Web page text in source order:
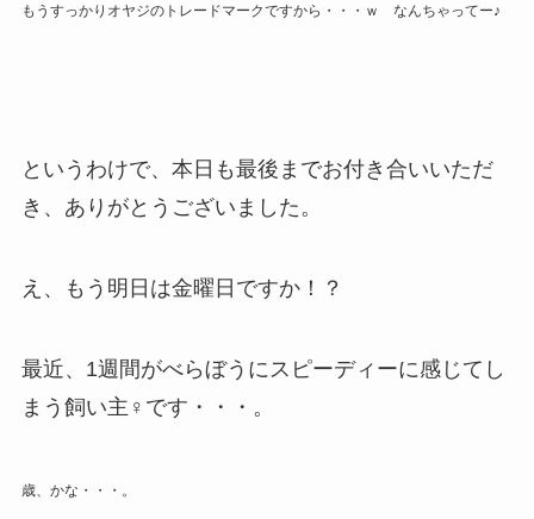
もうすっかりオヤジのトレードマークですから・・・ｗ なんちゃってー♪
というわけで、本日も最後までお付き合いいただ
き、ありがとうございました。
え、もう明日は金曜日ですか！？
最近、1週間がべらぼうにスピーディーに感じてし
まう飼い主♀です・・・。
歳、かな・・・。